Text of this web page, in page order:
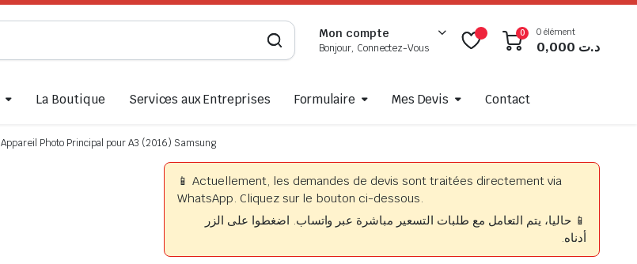
Mon compte
Bonjour, Connectez-Vous
0 0 élément
د.ت
La Boutique Services aux Entreprises Formulaire Mes Devis Contact
Appareil Photo Principal pour A3 (2016) Samsung
📱 Actuellement, les demandes de devis sont traitées directement via
WhatsApp. Cliquez sur le bouton ci-dessous.
📱 حاليا، يتم التعامل مع طلبات التسعير مباشرة عبر واتساب. اضغطوا على الزر
أدناه.